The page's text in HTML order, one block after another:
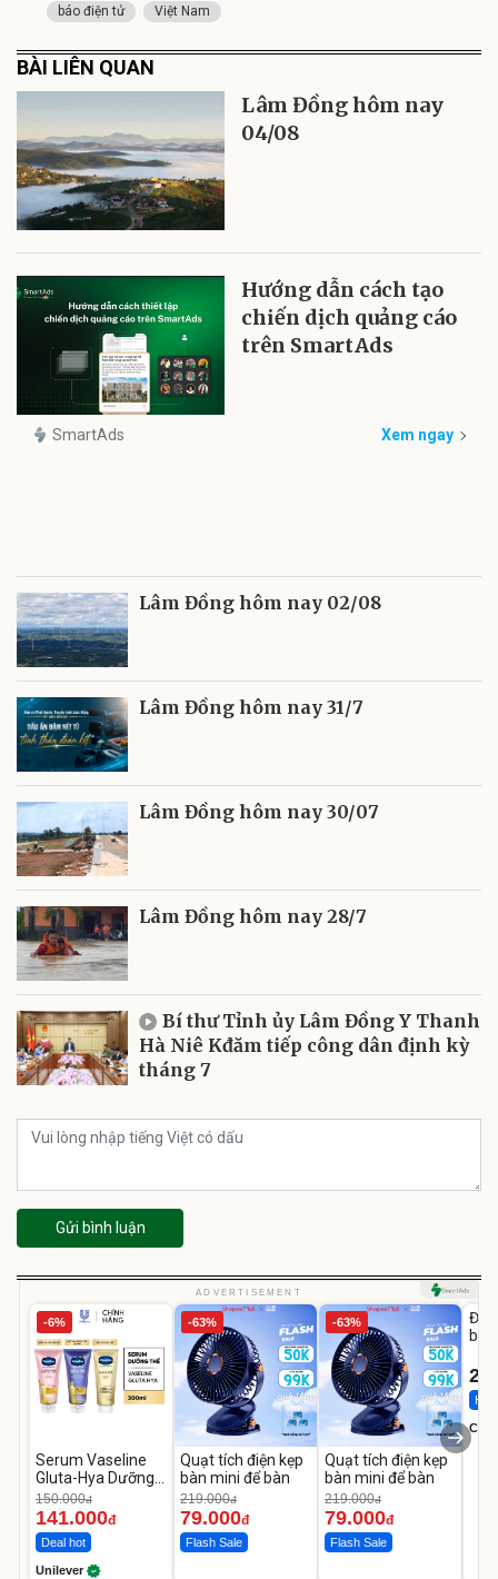
báo điện tử Việt Nam
BÀI LIÊN QUAN
Lâm Đồng hôm nay
04/08
Hướng dẫn cách tạo
chiến dịch quảng cáo
trên SmartAds
SmartAds Xem ngay
Lâm Đồng hôm nay 02/08
Lâm Đồng hôm nay 31/7
Lâm Đồng hôm nay 30/07
Lâm Đồng hôm nay 28/7
Bí thư Tỉnh ủy Lâm Đồng Y Thanh
Hà Niê Kđăm tiếp công dân định kỳ
tháng 7
Gửi bình luận
ADVERTISEMENT
-6%
Serum Vaseline
Gluta-Hya Dưỡng
Da Sáng Mịn Sau 7
Ngày
150.000đ
141.000đ
Deal hot
Unilever
-63%
Quạt tích điện kẹp
bàn mini để bàn
219.000đ
79.000đ
Flash Sale
-63%
Quạt tích điện kẹp
bàn mini để bàn
219.000đ
79.000đ
Flash Sale
Đai
bé
Hot